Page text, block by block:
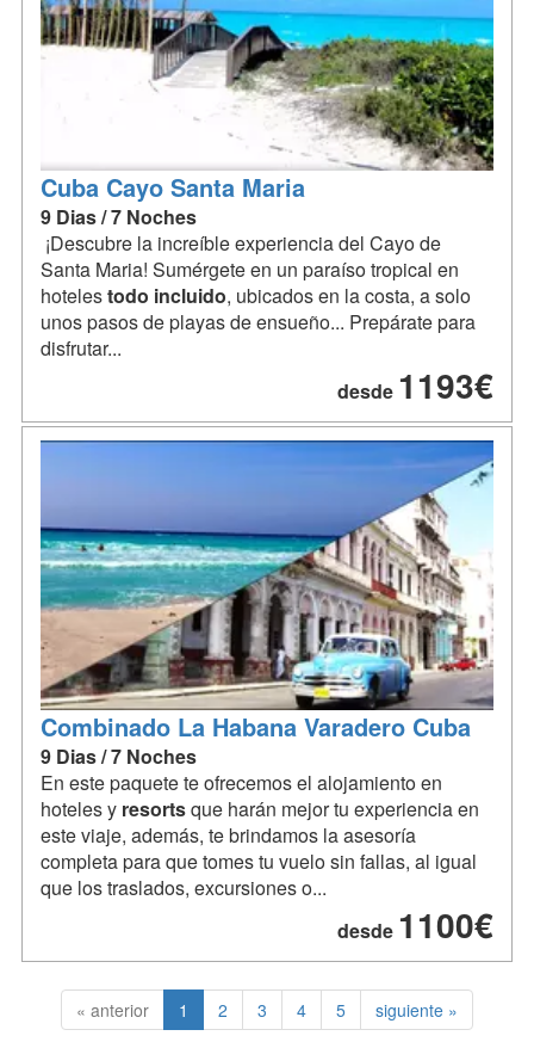
Cuba Cayo Santa Maria
9 Dias / 7 Noches
¡Descubre la increíble experiencia del Cayo de
Santa Maria! Sumérgete en un paraíso tropical en
hotelestodo incluido, ubicados en la costa, a solo
unos pasos de playas de ensueño... Prepárate para
disfrutar...
desde 1193€
Combinado La Habana Varadero Cuba
9 Dias / 7 Noches
En este paquete te ofrecemos el alojamiento en
hoteles y resortsque harán mejor tu experiencia en
este viaje, además, te brindamos la asesoría
completa para que tomes tu vuelo sin fallas, al igual
que los traslados, excursiones o...
desde 1100€
« anterior 1 2 3 4 5 siguiente »